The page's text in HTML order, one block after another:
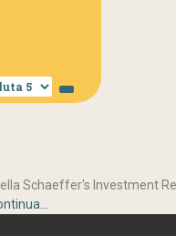
Schaeffer's Investment